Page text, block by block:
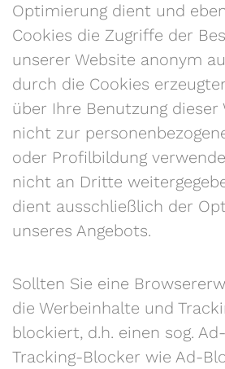
Optimierung dient und
Cookies die Zugriffe der
unserer Website anonym
durch die Cookies
über Ihre Benutzung dieser
nicht zur
oder Profilbildung
nicht an Dritte
dient ausschließlich der
unseres Angebots.
Sollten Sie eine
die Werbeinhalte und
blockiert, d.h. einen sog.
Tracking-Blocker wie Ad-